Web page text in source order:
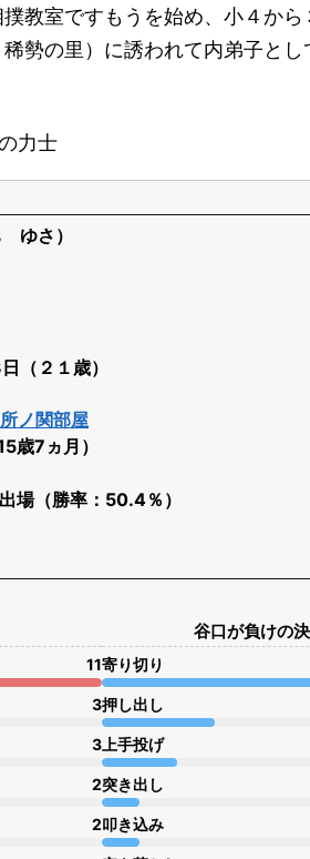
教室ですもうを始め、小４か
勢の里）に誘われて内弟子とし
力士
ゆさ）
（２１歳）
ノ関部屋
15歳7ヵ月）
場（勝率：50.4％）
11
3
3
2
2
谷口が負けの
寄り切り
押し出し
上手投げ
突き出し
叩き込み